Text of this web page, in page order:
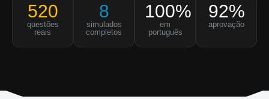
520
questões
reais
8
simulados
completos
100%
em
português
92%
aprovação